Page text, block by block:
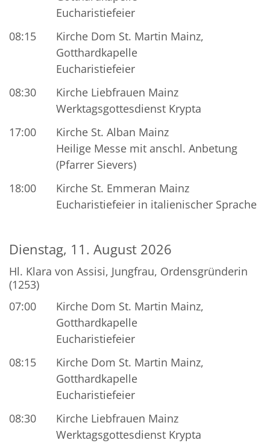
Eucharistiefeier
08:15
Kirche Dom St. Martin Mainz,
Gotthardkapelle
Eucharistiefeier
08:30
Kirche Liebfrauen Mainz
Werktagsgottesdienst Krypta
17:00
Kirche St. Alban Mainz
Heilige Messe mit anschl. Anbetung
(Pfarrer Sievers)
18:00
Kirche St. Emmeran Mainz
Eucharistiefeier in italienischer Sprache
Dienstag, 11. August 2026
Hl. Klara von Assisi, Jungfrau, Ordensgründerin
(1253)
07:00
Kirche Dom St. Martin Mainz,
Gotthardkapelle
Eucharistiefeier
08:15
Kirche Dom St. Martin Mainz,
Gotthardkapelle
Eucharistiefeier
08:30
Kirche Liebfrauen Mainz
Werktagsgottesdienst Krypta